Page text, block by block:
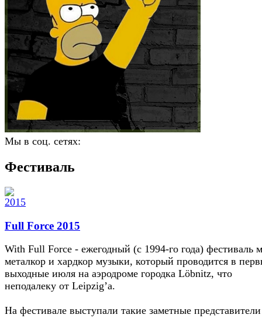
Мы в соц. сетях:
Фестиваль
Full Force 2015
With Full Force - ежегодный (с 1994-го года) фестиваль
металкор и хардкор музыки, который проводится в
выходные июля на аэродроме городка Löbnitz, что
неподалеку от Leipzig’а.
На фестивале выступали такие заметные представители